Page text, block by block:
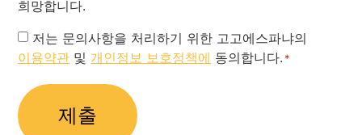
희망합니다.
Privacy
Policy
저는 문의사항을 처리하기 위한 고고에스파냐의
이용약관 및 개인정보 보호정책에 동의합니다. *